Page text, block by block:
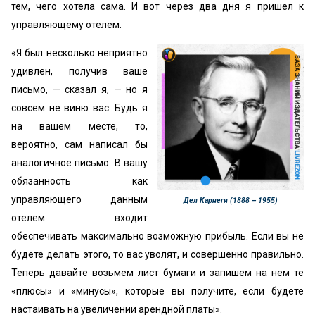
тем, чего хотела сама. И вот через два дня я пришел к
управляющему отелем.
Дел Карнеги (1888 – 1955)
«Я был несколько неприятно
удивлен, получив ваше
письмо, — сказал я, — но я
совсем не виню вас. Будь я
на вашем месте, то,
вероятно, сам написал бы
аналогичное письмо. В вашу
обязанность как
управляющего данным
отелем входит
обеспечивать максимально возможную прибыль. Если вы не
будете делать этого, то вас уволят, и совершенно правильно.
Теперь давайте возьмем лист бумаги и запишем на нем те
«плюсы» и «минусы», которые вы получите, если будете
настаивать на увеличении арендной платы».